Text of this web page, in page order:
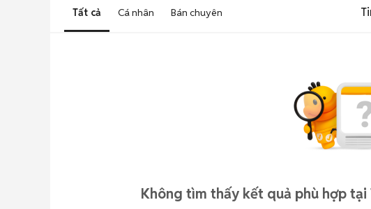
Tất cả Cá nhân Bán chuyên
Không tìm thấy kết quả phù hợp tại